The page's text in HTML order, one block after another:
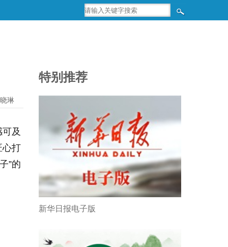
琳
及
心打
”的
特别推荐
新华日报电子版